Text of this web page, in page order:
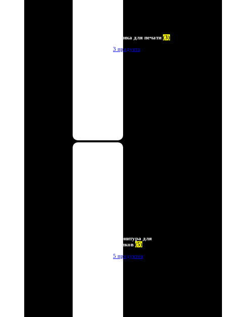
Пленка для печати (3)
3 продукта
Фурнитура для
брелков (5)
5 продуктов